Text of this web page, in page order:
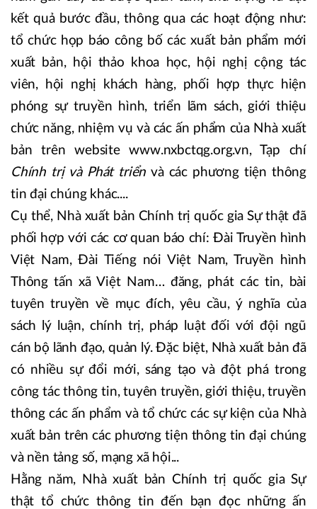
kết quả bước đầu, thông qua các hoạt động như:
tổ chức họp báo công bố các xuất bản phẩm mới
xuất bản, hội thảo khoa học, hội nghị cộng tác
viên, hội nghị khách hàng, phối hợp thực hiện
phóng sự truyền hình, triển lãm sách, giới thiệu
chức năng, nhiệm vụ và các ấn phẩm của Nhà xuất
bản trên website www.nxbctqg.org.vn, Tạp chí
Chính trị và Phát triển và các phương tiện thông
tin đại chúng khác....
Cụ thể, Nhà xuất bản Chính trị quốc gia Sự thật đã
phối hợp với các cơ quan báo chí: Đài Truyền hình
Việt Nam, Đài Tiếng nói Việt Nam, Truyền hình
Thông tấn xã Việt Nam… đăng, phát các tin, bài
tuyên truyền về mục đích, yêu cầu, ý nghĩa của
sách lý luận, chính trị, pháp luật đối với đội ngũ
cán bộ lãnh đạo, quản lý. Đặc biệt, Nhà xuất bản đã
có nhiều sự đổi mới, sáng tạo và đột phá trong
công tác thông tin, tuyên truyền, giới thiệu, truyền
thông các ấn phẩm và tổ chức các sự kiện của Nhà
xuất bản trên các phương tiện thông tin đại chúng
và nền tảng số, mạng xã hội...
Hằng năm, Nhà xuất bản Chính trị quốc gia Sự
thật tổ chức thông tin đến bạn đọc những ấn